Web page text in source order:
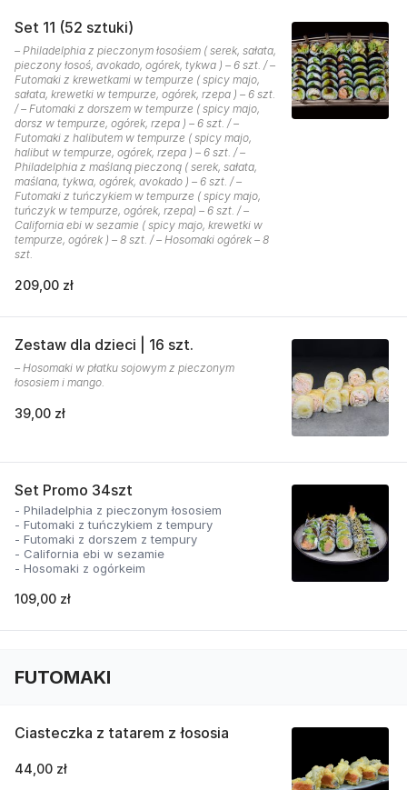
Set 11 (52 sztuki)
– Philadelphia z pieczonym łosośiem ( serek, sałata,
pieczony łosoś, avokado, ogórek, tykwa ) – 6 szt. / –
Futomaki z krewetkami w tempurze ( spicy majo,
sałata, krewetki w tempurze, ogórek, rzepa ) – 6 szt.
/ – Futomaki z dorszem w tempurze ( spicy majo,
dorsz w tempurze, ogórek, rzepa ) – 6 szt. / –
Futomaki z halibutem w tempurze ( spicy majo,
halibut w tempurze, ogórek, rzepa ) – 6 szt. / –
Philadelphia z maślaną pieczoną ( serek, sałata,
maślana, tykwa, ogórek, avokado ) – 6 szt. / –
Futomaki z tuńczykiem w tempurze ( spicy majo,
tuńczyk w tempurze, ogórek, rzepa) – 6 szt. / –
California ebi w sezamie ( spicy majo, krewetki w
tempurze, ogórek ) – 8 szt. / – Hosomaki ogórek – 8
szt.
209,00 zł
Zestaw dla dzieci | 16 szt.
– Hosomaki w płatku sojowym z pieczonym
łososiem i mango.
39,00 zł
Set Promo 34szt
- Philadelphia z pieczonym łososiem
- Futomaki z tuńczykiem z tempury
- Futomaki z dorszem z tempury
- California ebi w sezamie
- Hosomaki z ogórkeim
109,00 zł
FUTOMAKI
Ciasteczka z tatarem z łososia
44,00 zł